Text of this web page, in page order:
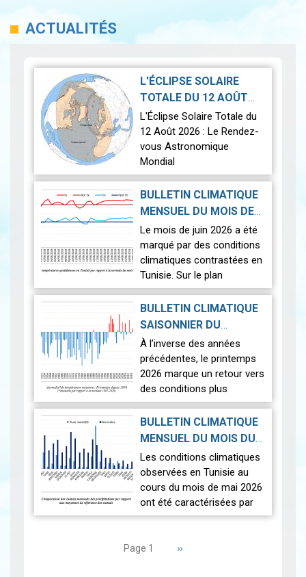
ACTUALITÉS
L'ÉCLIPSE SOLAIRE
TOTALE DU 12 AOÛT
2026|2026-07-21
L'Éclipse Solaire Totale du
12 Août 2026 : Le Rendez-
vous Astronomique
Mondial
Le 12 août 2026, la Terre
connaîtra l'un des
astronomiques les plus
spectaculaires : une…
BULLETIN CLIMATIQUE
MENSUEL DU MOIS DE
JUIN 2026 |2026-07-14
Le mois de juin 2026 a été
marqué par des conditions
climatiques contrastées en
Tunisie. Sur le plan
thermique, des
températures supérieures
aux normales ont été
observées sur l'en…
BULLETIN CLIMATIQUE
SAISONNIER DU
PRINTEMPS 2026|
2026-07-02
À l’inverse des années
précédentes, le printemps
2026 marque un retour vers
des conditions plus
proches de la normale,
avec un léger excédent
thermique de +0,3 °c
Nous r…
BULLETIN CLIMATIQUE
MENSUEL DU MOIS DU
MAI 2026|2026-06-17
Les conditions climatiques
observées en Tunisie au
cours du mois de mai 2026
ont été caractérisées par
des températures proches
répartition spatiale
Page 1 Page
››